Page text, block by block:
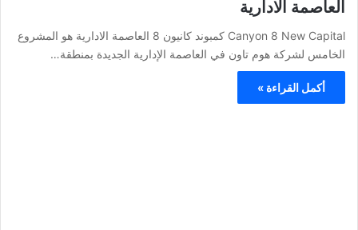
العاصمة الادارية
Canyon 8 New Capital كمبوند كانيون 8 العاصمة الادارية هو المشروع
الخامس لشركة هوم تاون في العاصمة الإدارية الجديدة بمنطقة…
أكمل القراءة »